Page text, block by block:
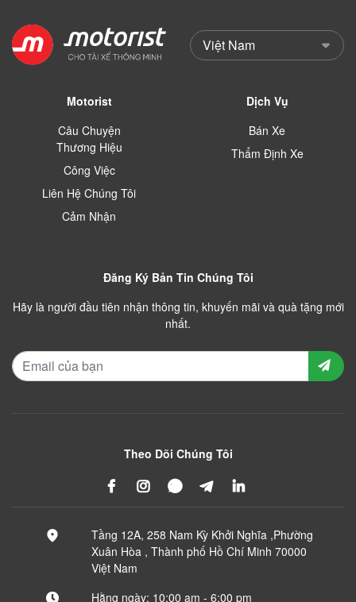
Motorist
Câu Chuyện
Thương Hiệu
Công Việc
Liên Hệ Chúng Tôi
Cảm Nhận
Dịch Vụ
Bán Xe
Thẩm Định Xe
Đăng Ký Bản Tin Chúng Tôi
Hãy là người đầu tiên nhận thông tin, khuyến mãi và quà tặng mới
nhất.
Theo Dõi Chúng Tôi
Tầng 12A, 258 Nam Kỳ Khởi Nghĩa ,Phường
Xuân Hòa , Thành phố Hồ Chí Minh 70000
Việt Nam
Hằng ngày: 10:00 am - 6:00 pm